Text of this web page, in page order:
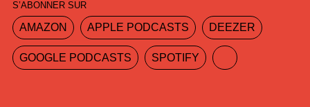
S’ABONNER SUR
AMAZON APPLE PODCASTS DEEZER
GOOGLE PODCASTS SPOTIFY